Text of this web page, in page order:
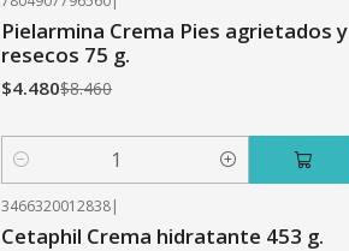
Pielarmina Crema Pies agrietados y
resecos 75 g.
$4.480$8.460
Cantidad
3466320012838|
Cetaphil Crema hidratante 453 g.